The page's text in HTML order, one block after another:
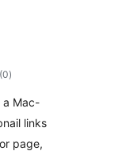
(0totale
bedømmelser
)
a Mac-
links
page,